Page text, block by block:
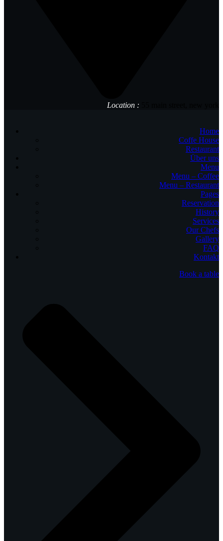
Location :
Home
Coffe House
Restaurant
Über uns
Menu
Menu – Coffee
Menu – Restaurant
Pages
Reservation
History
Services
Our Chefs
Gallery
FAQ
Kontakt
Book a table